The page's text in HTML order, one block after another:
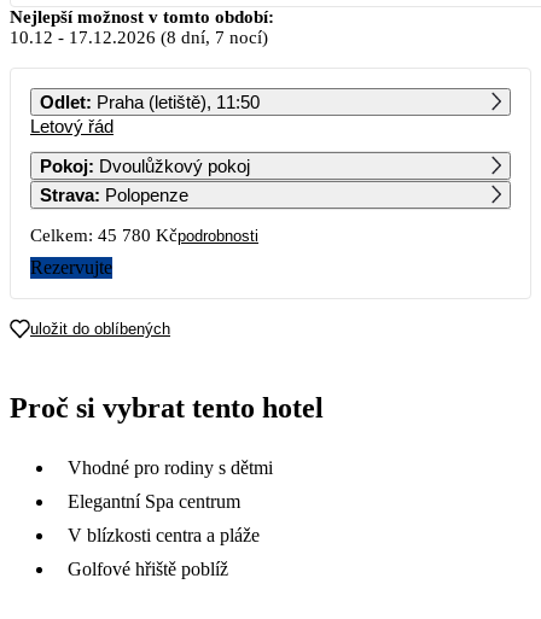
Prosinec 2026
PO ÚT ST ČT PÁ SO NE
7 8
21
44 390
Nejlepší možnost v tomto období:
10.12 - 17.12.2026 (8 dní, 7 nocí)
Odlet: Praha (letiště), 11:50
Letový řád
Pokoj: Dvoulůžkový pokoj
Strava: Polopenze
Celkem: 45 780 Kčpodrobnosti
Rezervujte
uložit do oblíbených
Proč si vybrat tento hotel
Vhodné pro rodiny s dětmi
Elegantní Spa centrum
V blízkosti centra a pláže
Golfové hřiště poblíž